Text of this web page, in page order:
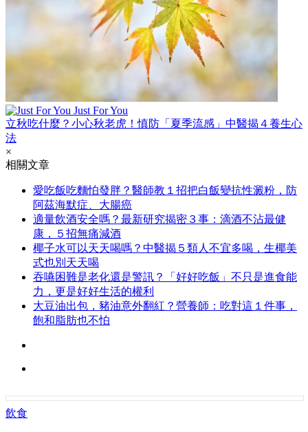
Just For You
立秋吃什麼？小心秋老虎！慎防「夏季流感」中醫揭４養生心
法
×
相關文章
愛吃飯吃麵怕發胖？醫師教１招把白飯變抗性澱粉，防
阿茲海默症、大腸癌
適量飲酒安全嗎？最新研究揭密３事：滴酒不沾最健
康，５招無痛減酒
椰子水可以天天喝嗎？中醫揭５類人不宜多喝，生椰美
式也別天天喝
吞嚥困難是老化還是警訊？「好好吃飯」不只是進食能
力，更是好好生活的權利
大豆油出包，豬油意外翻紅？營養師：吃對這１件事，
飽和脂肪也不怕
飲食